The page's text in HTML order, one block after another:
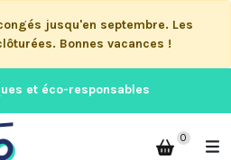
jusqu'en septembre. Les
Bonnes vacances !
et éco-responsables
0